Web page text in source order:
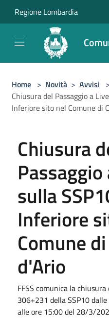
Regione Lombardia
Home > Novità > Avvisi >
Chiusura del Passaggio a
Inferiore sito nel Comune di
Chiusura
sulla
Inferiore
Comune
d'Ario
FFSS comunica la
306+231 della SSP10
alle ore 15:00 del 28/3/